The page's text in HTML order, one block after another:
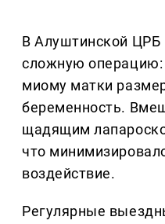
В Алуштинской ЦРБ
сложную операцию:
миому матки
беременность.
щадящим
что
воздействие.
Регулярные